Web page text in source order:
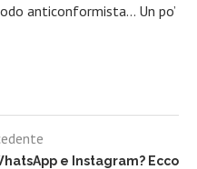
anticonformista… Un po’
e Instagram? Ecco